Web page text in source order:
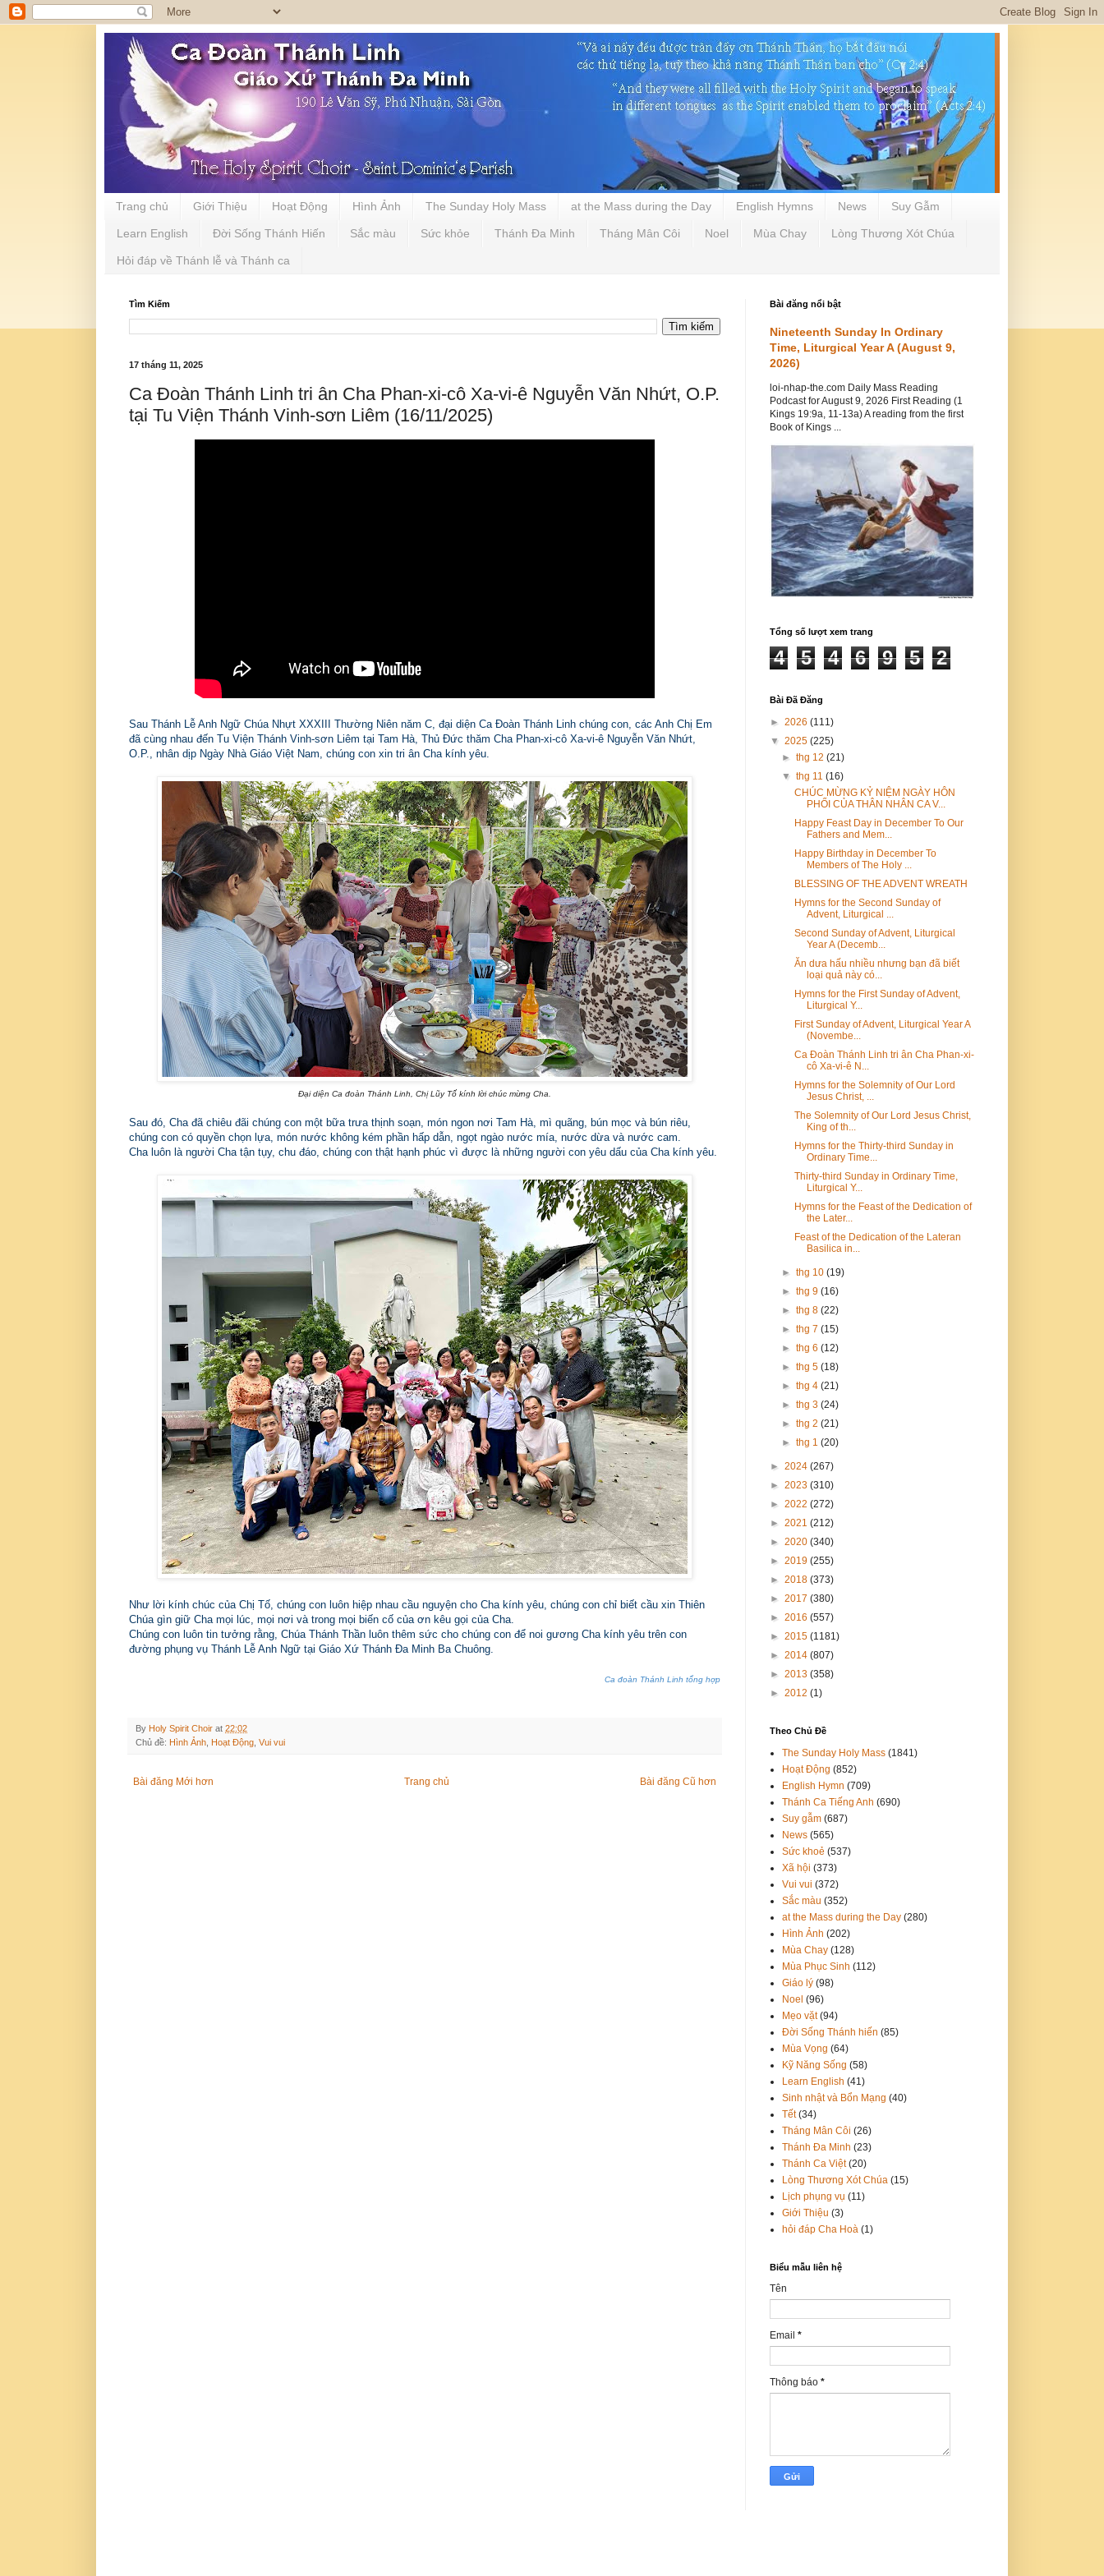
Trang chủ Giới Thiệu Hoạt Động Hình Ảnh The Sunday Holy Mass at the Mass during the Day English Hymns News Suy Gẫm
Learn English Đời Sống Thánh Hiến Sắc màu Sức khỏe Thánh Đa Minh Tháng Mân Côi Noel Mùa Chay Lòng Thương Xót Chúa
Hỏi đáp về Thánh lễ và Thánh ca
Tìm Kiếm
17 tháng 11, 2025
Ca Đoàn Thánh Linh tri ân Cha Phan-xi-cô Xa-vi-ê Nguyễn Văn Nhứt, O.P.
tại Tu Viện Thánh Vinh-sơn Liêm (16/11/2025)
Sau Thánh Lễ Anh Ngữ Chúa Nhựt XXXIII Thường Niên năm C, đại diện Ca Đoàn Thánh Linh chúng con, các Anh Chị Em
đã cùng nhau đến Tu Viện Thánh Vinh-sơn Liêm tại Tam Hà, Thủ Đức thăm Cha Phan-xi-cô Xa-vi-ê Nguyễn Văn Nhứt,
O.P., nhân dịp Ngày Nhà Giáo Việt Nam, chúng con xin tri ân Cha kính yêu.
Đại diện Ca đoàn Thánh Linh, Chị Lũy Tố kính lời chúc mừng Cha.
Sau đó, Cha đã chiêu đãi chúng con một bữa trưa thịnh soạn, món ngon nơi Tam Hà, mì quãng, bún mọc và bún riêu,
chúng con có quyền chọn lựa, món nước không kém phần hấp dẫn, ngọt ngào nước mía, nước dừa và nước cam.
Cha luôn là người Cha tận tụy, chu đáo, chúng con thật hạnh phúc vì được là những người con yêu dấu của Cha kính yêu.
Như lời kính chúc của Chị Tố, chúng con luôn hiệp nhau cầu nguyện cho Cha kính yêu, chúng con chỉ biết cầu xin Thiên
Chúa gìn giữ Cha mọi lúc, mọi nơi và trong mọi biến cố của ơn kêu gọi của Cha.
Chúng con luôn tin tưởng rằng, Chúa Thánh Thần luôn thêm sức cho chúng con để noi gương Cha kính yêu trên con
đường phụng vụ Thánh Lễ Anh Ngữ tại Giáo Xứ Thánh Đa Minh Ba Chuông.
Ca đoàn Thánh Linh tổng hợp
By Holy Spirit Choir at 22:02
Chủ đề: Hình Ảnh Hoạt Động Vui vui
Bài đăng Mới hơn Bài đăng Cũ hơn
Trang chủ
Bài đăng nổi bật
Nineteenth Sunday In Ordinary
Time, Liturgical Year A (August 9,
2026)
loi-nhap-the.com Daily Mass Reading
Podcast for August 9, 2026 First Reading (1
Kings 19:9a, 11-13a) A reading from the first
Book of Kings ...
Tổng số lượt xem trang
4 5 4 6 9 5 2
Bài Đã Đăng
► 2026 (111)
▼ 2025 (225)
►thg 12(21)
▼thg 11(16)
CHÚC MỪNG KỶ NIỆM NGÀY HÔN
PHỐI CỦA THÂN NHÂN CA V...
Happy Feast Day in December To Our
Fathers and Mem...
Happy Birthday in December To
Members of The Holy ...
BLESSING OF THE ADVENT WREATH
Hymns for the Second Sunday of
Advent, Liturgical ...
Second Sunday of Advent, Liturgical
Year A (Decemb...
Ăn dưa hấu nhiều nhưng bạn đã biết
loại quả này có...
Hymns for the First Sunday of Advent,
Liturgical Y...
First Sunday of Advent, Liturgical Year A
(Novembe...
Ca Đoàn Thánh Linh tri ân Cha Phan-xi-
cô Xa-vi-ê N...
Hymns for the Solemnity of Our Lord
Jesus Christ, ...
The Solemnity of Our Lord Jesus Christ,
King of th...
Hymns for the Thirty-third Sunday in
Ordinary Time...
Thirty-third Sunday in Ordinary Time,
Liturgical Y...
Hymns for the Feast of the Dedication of
the Later...
Feast of the Dedication of the Lateran
Basilica in...
►thg 10(19)
►thg 9(16)
►thg 8(22)
►thg 7(15)
►thg 6(12)
►thg 5(18)
►thg 4(21)
►thg 3(24)
►thg 2(21)
►thg 1(20)
► 2024 (267)
► 2023 (310)
► 2022 (272)
► 2021 (212)
► 2020 (340)
► 2019 (255)
► 2018 (373)
► 2017 (380)
► 2016 (557)
► 2015 (1181)
► 2014 (807)
► 2013 (358)
► 2012 (1)
Theo Chủ Đề
The Sunday Holy Mass (1841)
Hoạt Động (852)
English Hymn (709)
Thánh Ca Tiếng Anh (690)
Suy gẫm (687)
News (565)
Sức khoẻ (537)
Xã hội (373)
Vui vui (372)
Sắc màu (352)
at the Mass during the Day (280)
Hình Ảnh (202)
Mùa Chay (128)
Mùa Phục Sinh (112)
Giáo lý (98)
Noel (96)
Mẹo vặt (94)
Đời Sống Thánh hiến (85)
Mùa Vọng (64)
Kỹ Năng Sống (58)
Learn English (41)
Sinh nhật và Bổn Mạng (40)
Tết (34)
Tháng Mân Côi (26)
Thánh Đa Minh (23)
Thánh Ca Việt (20)
Lòng Thương Xót Chúa (15)
Lịch phụng vụ (11)
Giới Thiệu (3)
hỏi đáp Cha Hoà (1)
Biểu mẫu liên hệ
Tên
Email *
Thông báo *